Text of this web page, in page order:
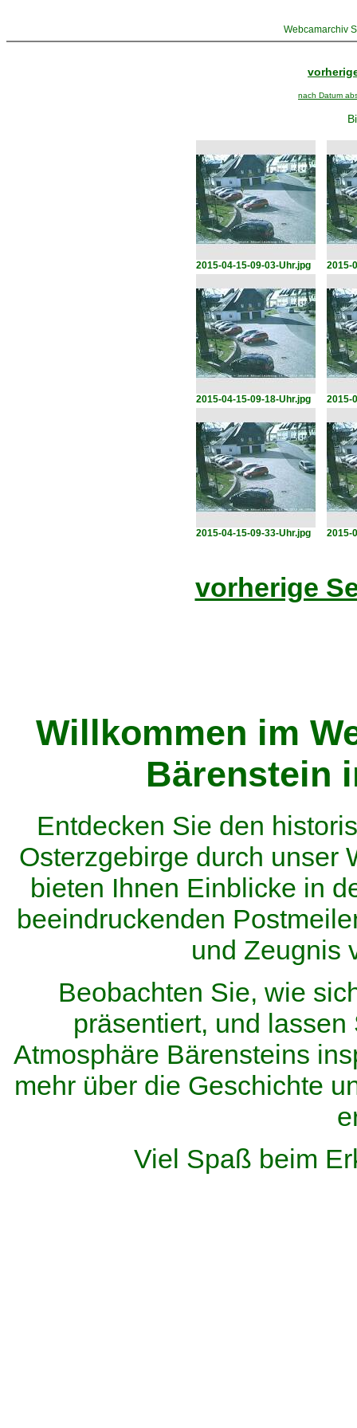
Webcamarchiv
nach Datum
2015-04-15-09-03-Uhr.jpg 2015-
2015-04-15-09-18-Uhr.jpg 2015-
2015-04-15-09-33-Uhr.jpg 2015-
vorherige
Willkommen im
Bärenstein
Entdecken Sie den
Osterzgebirge durch unser
bieten Ihnen Einblicke in
beeindruckenden
und Zeugnis
Beobachten Sie, wie
präsentiert, und
Atmosphäre Bärensteins
mehr über die Geschichte
Viel Spaß beim